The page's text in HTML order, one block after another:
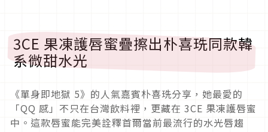
3CE 果凍護唇蜜疊擦出朴喜珗同款韓
系微甜水光
《單身即地獄 5》的人氣嘉賓朴喜珗分享，她最愛的
「QQ 感」不只在台灣飲料裡，更藏在 3CE 果凍護唇蜜
中。這款唇蜜能完美詮釋首爾當前最流行的水光唇趨